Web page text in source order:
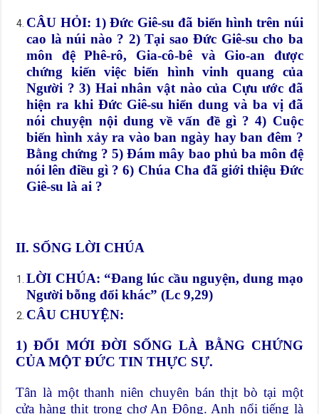
CÂU HỎI: 1) Đức Giê-su đã biến hình trên núi
cao là núi nào ? 2) Tại sao Đức Giê-su cho ba
môn đệ Phê-rô, Gia-cô-bê và Gio-an được
chứng kiến việc biến hình vinh quang của
Người ? 3) Hai nhân vật nào của Cựu ước đã
hiện ra khi Đức Giê-su hiển dung và ba vị đã
nói chuyện nội dung về vấn đề gì ? 4) Cuộc
biến hình xảy ra vào ban ngày hay ban đêm ?
Bằng chứng ? 5) Đám mây bao phủ ba môn đệ
nói lên điều gì ? 6) Chúa Cha đã giới thiệu Đức
Giê-su là ai ?
II. SỐNG LỜI CHÚA
LỜI CHÚA: “Đang lúc cầu nguyện, dung mạo
Người bỗng đổi khác” (Lc 9,29)
CÂU CHUYỆN:
1) ĐỔI MỚI ĐỜI SỐNG LÀ BẰNG CHỨNG
CỦA MỘT ĐỨC TIN THỰC SỰ.
Tân là một thanh niên chuyên bán thịt bò tại một
cửa hàng thịt trong chợ An Đông. Anh nổi tiếng là